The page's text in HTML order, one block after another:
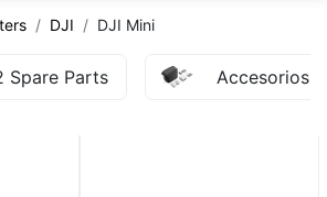
DJI DJI Mini
Spare Parts Accesorios